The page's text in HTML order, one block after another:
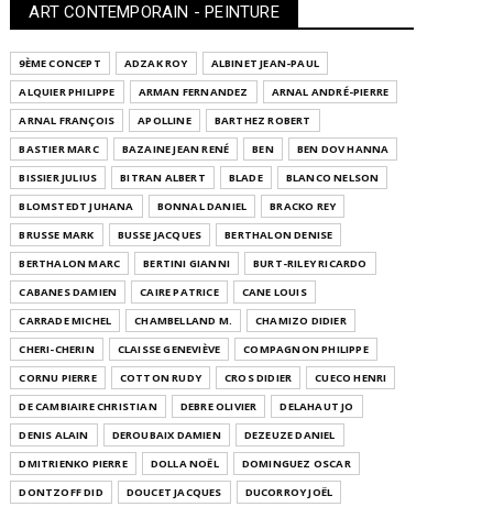
ART CONTEMPORAIN - PEINTURE
9ÈME CONCEPT ADZAK ROY
ALBINET JEAN-PAUL
ALQUIER PHILIPPE
ARMAN FERNANDEZ
ARNAL ANDRÉ-PIERRE
ARNAL FRANÇOIS
APOLLINE
BARTHEZ ROBERT
BASTIER MARC
BAZAINE JEAN RENÉ BEN
BEN DOV HANNA
BISSIER JULIUS
BITRAN ALBERT BLADE
BLANCO NELSON
BLOMSTEDT JUHANA
BONNAL DANIEL
BRACKO REY
BRUSSE MARK
BUSSE JACQUES
BERTHALON DENISE
BERTHALON MARC
BERTINI GIANNI
BURT-RILEY RICARDO
CABANES DAMIEN
CAIRE PATRICE
CANE LOUIS
CARRADE MICHEL
CHAMBELLAND M.
CHAMIZO DIDIER
CHERI-CHERIN
CLAISSE GENEVIÈVE
COMPAGNON PHILIPPE
CORNU PIERRE
COTTON RUDY CROS DIDIER
CUECO HENRI
DE CAMBIAIRE CHRISTIAN
DEBRE OLIVIER
DELAHAUT JO
DENIS ALAIN
DEROUBAIX DAMIEN
DEZEUZE DANIEL
DMITRIENKO PIERRE
DOLLA NOËL
DOMINGUEZ OSCAR
DONTZOFF DID
DOUCET JACQUES
DUCORROY JOËL